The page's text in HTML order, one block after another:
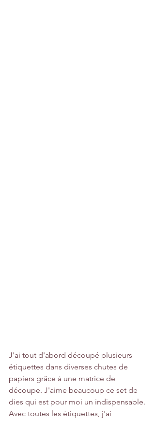
J'ai tout d'abord découpé plusieurs
étiquettes dans diverses chutes de
papiers grâce à une matrice de
découpe. J'aime beaucoup ce set de
dies qui est pour moi un indispensable.
Avec toutes les étiquettes, j'ai